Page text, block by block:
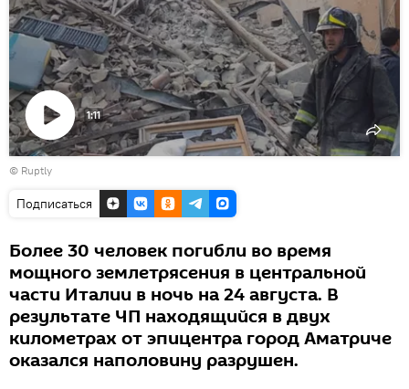
Воспроизвести
видео
1:11
© Ruptly
Подписаться
Более 30 человек погибли во время
мощного землетрясения в центральной
части Италии в ночь на 24 августа. В
результате ЧП находящийся в двух
километрах от эпицентра город Аматриче
оказался наполовину разрушен.